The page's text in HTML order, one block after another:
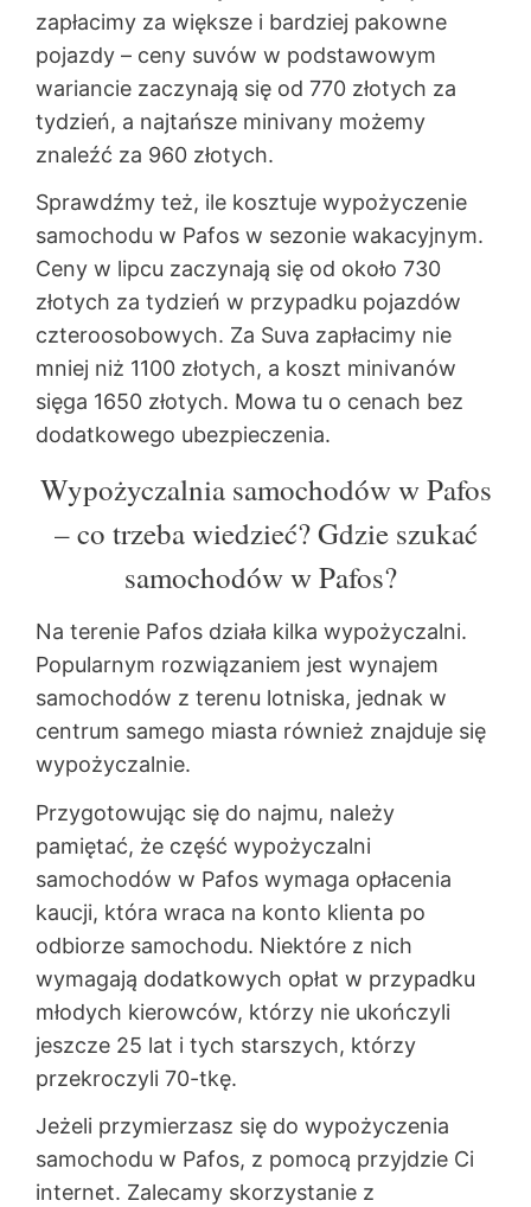
zapłacimy za większe i bardziej pakowne
pojazdy – ceny suvów w podstawowym
wariancie zaczynają się od 770 złotych za
tydzień, a najtańsze minivany możemy
znaleźć za 960 złotych.
Sprawdźmy też, ile kosztuje wypożyczenie
samochodu w Pafos w sezonie wakacyjnym.
Ceny w lipcu zaczynają się od około 730
złotych za tydzień w przypadku pojazdów
czteroosobowych. Za Suva zapłacimy nie
mniej niż 1100 złotych, a koszt minivanów
sięga 1650 złotych. Mowa tu o cenach bez
dodatkowego ubezpieczenia.
Wypożyczalnia samochodów w Pafos
– co trzeba wiedzieć? Gdzie szukać
samochodów w Pafos?
Na terenie Pafos działa kilka wypożyczalni.
Popularnym rozwiązaniem jest wynajem
samochodów z terenu lotniska, jednak w
centrum samego miasta również znajduje się
wypożyczalnie.
Przygotowując się do najmu, należy
pamiętać, że część wypożyczalni
samochodów w Pafos wymaga opłacenia
kaucji, która wraca na konto klienta po
odbiorze samochodu. Niektóre z nich
wymagają dodatkowych opłat w przypadku
młodych kierowców, którzy nie ukończyli
jeszcze 25 lat i tych starszych, którzy
przekroczyli 70-tkę.
Jeżeli przymierzasz się do wypożyczenia
samochodu w Pafos, z pomocą przyjdzie Ci
internet. Zalecamy skorzystanie z